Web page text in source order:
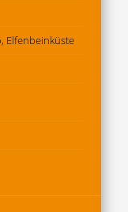
Elfenbeinküste